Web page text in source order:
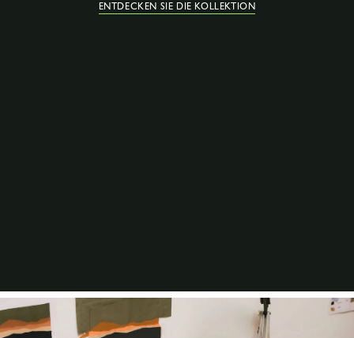
ENTDECKEN SIE DIE KOLLEKTION